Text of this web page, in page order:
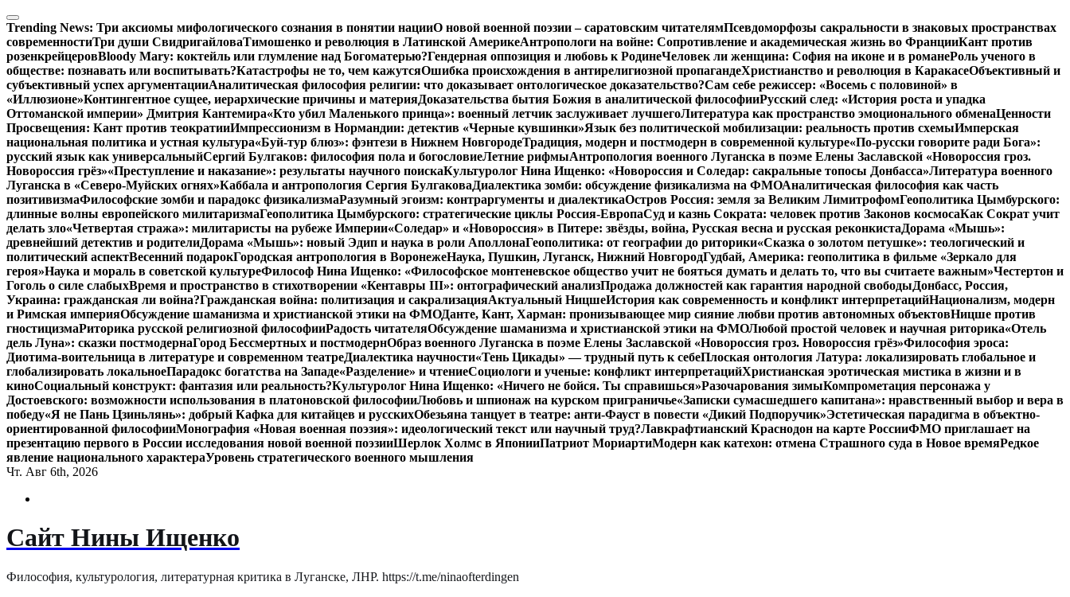
Перейти
к
содержимому
Trending News: Три аксиомы мифологического сознания в понятии нацииО новой военной поэзии – саратовским читателямПсевдоморфозы сакральности в знаковых пространствах
современностиТри души СвидригайловаТимошенко и революция в Латинской АмерикеАнтропологи на войне: Сопротивление и академическая жизнь во ФранцииКант против
розенкрейцеровBloody Mary: коктейль или глумление над Богоматерью?Гендерная оппозиция и любовь к РодинеЧеловек ли женщина: София на иконе и в романеРоль ученого в
обществе: познавать или воспитывать?Катастрофы не то, чем кажутсяОшибка происхождения в антирелигиозной пропагандеХристианство и революция в КаракасеОбъективный и
субъективный успех аргументацииАналитическая философия религии: что доказывает онтологическое доказательство?Сам себе режиссер: «Восемь с половиной» в
«Иллюзионе»Контингентное сущее, иерархические причины и материяДоказательства бытия Божия в аналитической философииРусский след: «История роста и упадка
Оттоманской империи» Дмитрия Кантемира«Кто убил Маленького принца»: военный летчик заслуживает лучшегоЛитература как пространство эмоционального обменаЦенности
Просвещения: Кант против теократииИмпрессионизм в Нормандии: детектив «Черные кувшинки»Язык без политической мобилизации: реальность против схемыИмперская
национальная политика и устная культура«Буй-тур блюз»: фэнтези в Нижнем НовгородеТрадиция, модерн и постмодерн в современной культуре«По-русски говорите ради Бога»:
русский язык как универсальныйСергий Булгаков: философия пола и богословиеЛетние рифмыАнтропология военного Луганска в поэме Елены Заславской «Новороссия гроз.
Новороссия грёз»«Преступление и наказание»: результаты научного поискаКультуролог Нина Ищенко: «Новороссия и Соледар: сакральные топосы Донбасса»Литература военного
Луганска в «Северо-Муйских огнях»Каббала и антропология Сергия БулгаковаДиалектика зомби: обсуждение физикализма на ФМОАналитическая философия как часть
позитивизмаФилософские зомби и парадокс физикализмаРазумный эгоизм: контраргументы и диалектикаОстров Россия: земля за Великим ЛимитрофомГеополитика Цымбурского:
длинные волны европейского милитаризмаГеополитика Цымбурского: стратегические циклы Россия-ЕвропаСуд и казнь Сократа: человек против Законов космосаКак Сократ учит
делать зло«Четвертая стража»: милитаристы на рубеже Империи«Соледар» и «Новороссия» в Питере: звёзды, война, Русская весна и русская реконкистаДорама «Мышь»:
древнейший детектив и родителиДорама «Мышь»: новый Эдип и наука в роли АполлонаГеополитика: от географии до риторики«Сказка о золотом петушке»: теологический и
политический аспектВесенний подарокГородская антропология в ВоронежеНаука, Пушкин, Луганск, Нижний НовгородГудбай, Америка: геополитика в фильме «Зеркало для
героя»Наука и мораль в советской культуреФилософ Нина Ищенко: «Философское монтеневское общество учит не бояться думать и делать то, что вы считаете важным»Честертон и
Гоголь о силе слабыхВремя и пространство в стихотворении «Кентавры III»: онтографический анализПродажа должностей как гарантия народной свободыДонбасс, Россия,
Украина: гражданская ли война?Гражданская война: политизация и сакрализацияАктуальный НицшеИстория как современность и конфликт интерпретацийНационализм, модерн
и Римская империяОбсуждение шаманизма и христианской этики на ФМОДанте, Кант, Харман: пронизывающее мир сияние любви против автономных объектовНицше против
гностицизмаРиторика русской религиозной философииРадость читателяОбсуждение шаманизма и христианской этики на ФМОЛюбой простой человек и научная риторика«Отель
дель Луна»: сказки постмодернаГород Бессмертных и постмодернОбраз военного Луганска в поэме Елены Заславской «Новороссия гроз. Новороссия грёз»Философия эроса:
Диотима-воительница в литературе и современном театреДиалектика научности«Тень Цикады» — трудный путь к себеПлоская онтология Латура: локализировать глобальное и
глобализировать локальноеПарадокс богатства на Западе«Разделение» и чтениеСоциологи и ученые: конфликт интерпретацийХристианская эротическая мистика в жизни и в
киноСоциальный конструкт: фантазия или реальность?Культуролог Нина Ищенко: «Ничего не бойся. Ты справишься»Разочарования зимыКомпрометация персонажа у
Достоевского: возможности использования в платоновской философииЛюбовь и шпионаж на курском приграничье«Записки сумасшедшего капитана»: нравственный выбор и вера в
победу«Я не Пань Цзиньлянь»: добрый Кафка для китайцев и русскихОбезьяна танцует в театре: анти-Фауст в повести «Дикий Подпоручик»Эстетическая парадигма в объектно-
ориентированной философииМонография «Новая военная поэзия»: идеологический текст или научный труд?Лавкрафтианский Краснодон на карте РоссииФМО приглашает на
презентацию первого в России исследования новой военной поэзииШерлок Холмс в ЯпонииПатриот МориартиМодерн как катехон: отмена Страшного суда в Новое времяРедкое
явление национального характераУровень стратегического военного мышления
Чт. Авг 6th, 2026
Сайт Нины Ищенко
Философия, культурология, литературная критика в Луганске, ЛНР. https://t.me/ninaofterdingen